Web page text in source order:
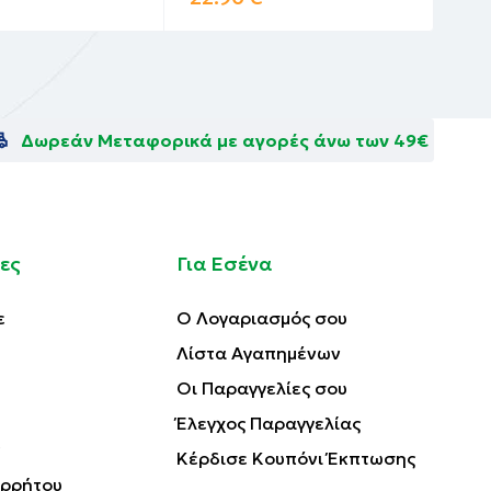
Δωρεάν Μεταφορικά με αγορές άνω των 49€
Για Εσένα
Ο Λογαριασμός σου
Λίστα Αγαπημένων
Οι Παραγγελίες σου
Έλεγχος Παραγγελίας
Κέρδισε Κουπόνι Έκπτωσης